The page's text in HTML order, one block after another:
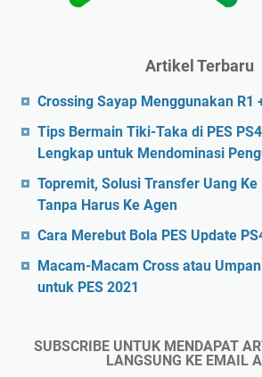
Artikel Terbaru
Crossing Sayap Menggunakan R1
Tips Bermain Tiki-Taka di PES
Lengkap untuk Mendominasi
Topremit, Solusi Transfer Uang
Tanpa Harus Ke Agen
Cara Merebut Bola PES Update
Macam-Macam Cross atau
untuk PES 2021
SUBSCRIBE UNTUK MENDAPAT
LANGSUNG KE EMAIL